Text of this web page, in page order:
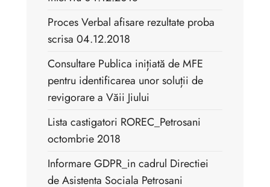
Proces Verbal afisare rezultate proba
scrisa 04.12.2018
Consultare Publica inițiată de MFE
pentru identificarea unor soluții de
revigorare a Văii Jiului
Lista castigatori ROREC_Petrosani
octombrie 2018
Informare GDPR_in cadrul Directiei
de Asistenta Sociala Petrosani